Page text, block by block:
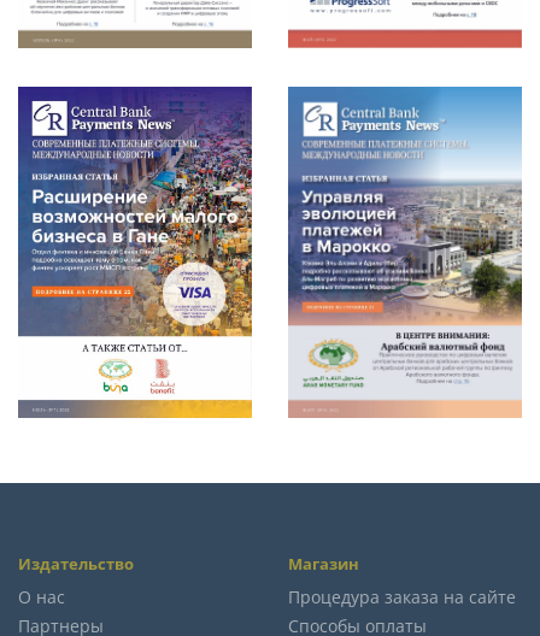
Издательство
О нас
Партнеры
Магазин
Процедура заказа на сайте
Способы оплаты